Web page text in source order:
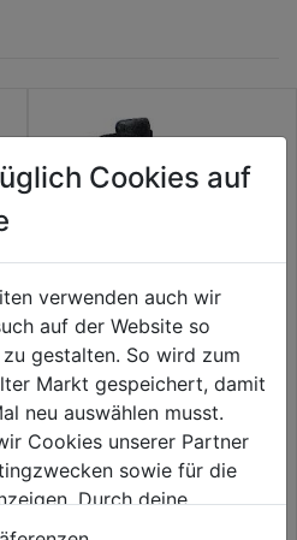
Sicherheitshochschuh S3
Alessio SRC ESD schw./blau
Mid
0.0 (0)
0.0
von
5
93,99€
Cookies auf
verwenden auch wir
auf der Website so
gestalten. So wird zum
Markt gespeichert, damit
neu auswählen musst.
Cookies unserer Partner
sowie für die
Durch deine
von Drittanbieter,